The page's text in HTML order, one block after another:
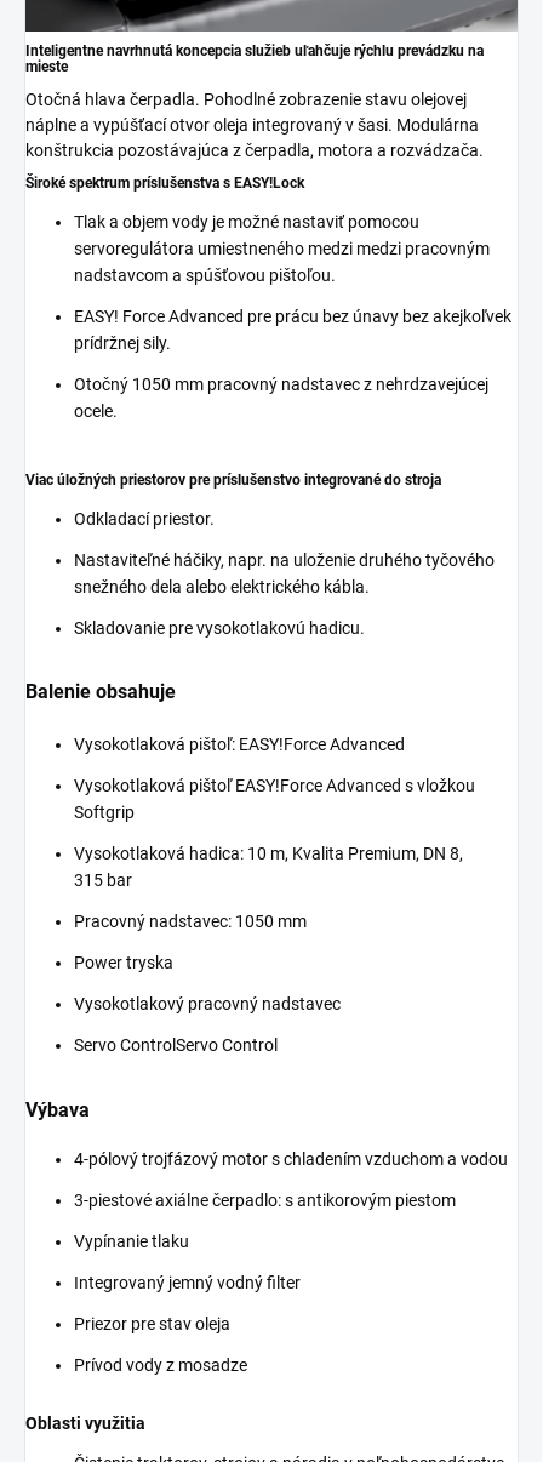
Inteligentne navrhnutá koncepcia služieb uľahčuje rýchlu prevádzku na
mieste
Otočná hlava čerpadla. Pohodlné zobrazenie stavu olejovej
náplne a vypúšťací otvor oleja integrovaný v šasi. Modulárna
konštrukcia pozostávajúca z čerpadla, motora a rozvádzača.
Široké spektrum príslušenstva s EASY!Lock
Tlak a objem vody je možné nastaviť pomocou
servoregulátora umiestneného medzi medzi pracovným
nadstavcom a spúšťovou pištoľou.
EASY! Force Advanced pre prácu bez únavy bez akejkoľvek
prídržnej sily.
Otočný 1050 mm pracovný nadstavec z nehrdzavejúcej
ocele.
Viac úložných priestorov pre príslušenstvo integrované do stroja
Odkladací priestor.
Nastaviteľné háčiky, napr. na uloženie druhého tyčového
snežného dela alebo elektrického kábla.
Skladovanie pre vysokotlakovú hadicu.
Balenie obsahuje
Vysokotlaková pištoľ: EASY!ForceAdvanced
Vysokotlaková pištoľ EASY!ForceAdvanced s vložkou
Softgrip
Vysokotlaková hadica: 10 m, Kvalita Premium, DN 8,
315 bar
Pracovný nadstavec: 1050 mm
Power tryska
Vysokotlakový pracovný nadstavec
Servo ControlServo Control
Výbava
4-pólový trojfázový motor s chladením vzduchom a vodou
3-piestové axiálne čerpadlo: s antikorovým piestom
Vypínanie tlaku
Integrovaný jemný vodný filter
Priezor pre stav oleja
Prívod vody z mosadze
Oblasti využitia